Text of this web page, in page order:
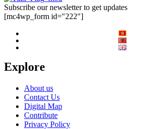
Subscribe our newsletter to get updates
[mc4wp_form id="222"]
Explore
About us
Contact Us
Digital Map
Contribute
Privacy Policy